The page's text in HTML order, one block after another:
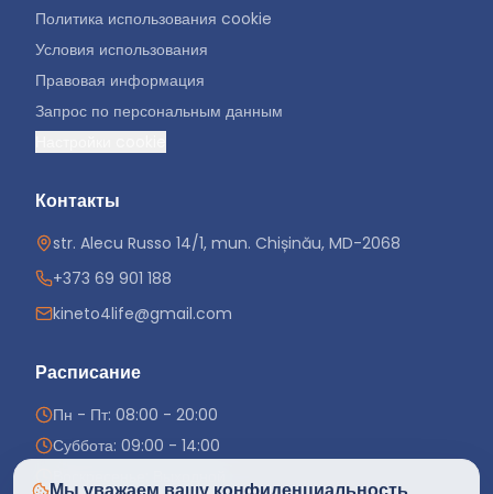
Политика использования cookie
Условия использования
Правовая информация
Запрос по персональным данным
Контакты
str. Alecu Russo 14/1, mun. Chișinău, MD-2068
+373 69 901 188
kineto4life@gmail.com
Расписание
Пн - Пт: 08:00 - 20:00
Суббота: 09:00 - 14:00